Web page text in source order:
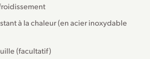
à la chaleur (en acier inoxydable
(facultatif)